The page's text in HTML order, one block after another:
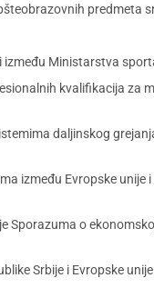
Ministarstva
kvalifikacija za
daljinskog
između Evropske unije
o
Srbije i Evropske